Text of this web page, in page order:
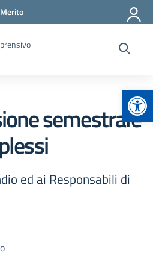
semestrale
ed ai Responsabili di